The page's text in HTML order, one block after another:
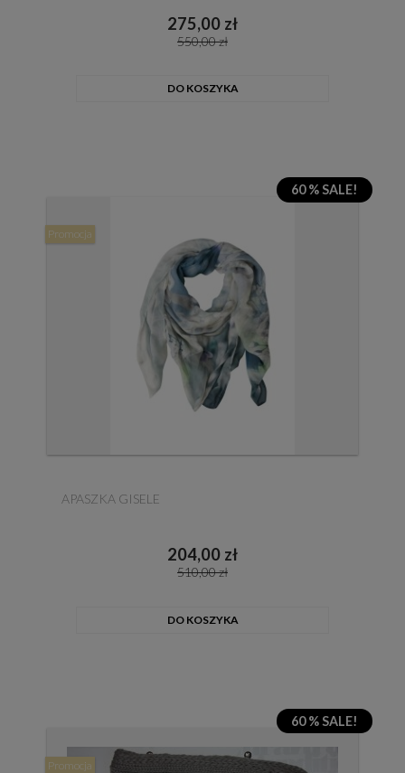
275,00 zł
550,00 zł
DO KOSZYKA
60 % SALE!
APASZKA GISELE
204,00 zł
510,00 zł
DO KOSZYKA
Promocja
60 % SALE!
Promocja